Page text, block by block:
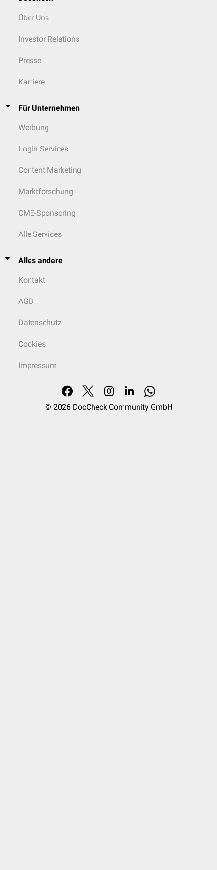
Über Uns
Investor Relations
Presse
Karriere
Für Unternehmen
Werbung
Login Services
Content Marketing
Marktforschung
CME-Sponsoring
Alle Services
Alles andere
Kontakt
AGB
Datenschutz
Cookies
Impressum
© 2026 DocCheck Community GmbH